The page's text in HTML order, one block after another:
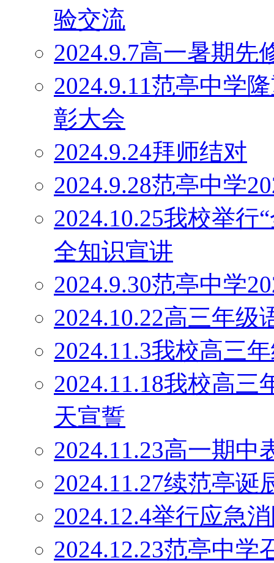
验交流
2024.9.7高一暑期先
2024.9.11范亭中学
彰大会
2024.9.24拜师结对
2024.9.28范亭中学
2024.10.25我校举行
全知识宣讲
2024.9.30范亭中学
2024.10.22高三年
2024.11.3我校高三
2024.11.18我校高三
天宣誓
2024.11.23高一期中
2024.11.27续范亭诞
2024.12.4举行应急
2024.12.23范亭中